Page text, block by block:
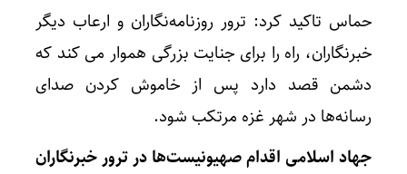
حماس تاکید کرد: ترور روزنامه‌نگاران و ارعاب دیگر
خبرنگاران، راه را برای جنایت بزرگی هموار می کند که
دشمن قصد دارد پس از خاموش کردن صدای
رسانه‌ها در شهر غزه مرتکب شود.
جهاد اسلامی اقدام صهیونیست‌ها در ترور خبرنگاران